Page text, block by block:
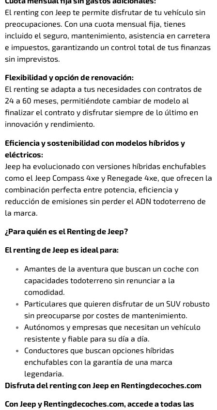
El renting con Jeep te permite disfrutar de tu vehículo sin
preocupaciones. Con una cuota mensual fija, tienes
incluido el seguro, mantenimiento, asistencia en carretera
e impuestos, garantizando un control total de tus finanzas
sin imprevistos.
Flexibilidad y opción de renovación:
El renting se adapta a tus necesidades con contratos de
24 a 60 meses, permitiéndote cambiar de modelo al
finalizar el contrato y disfrutar siempre de lo último en
innovación y rendimiento.
Eficiencia y sostenibilidad con modelos híbridos y
eléctricos:
Jeep ha evolucionado con versiones híbridas enchufables
como el Jeep Compass 4xe y Renegade 4xe, que ofrecen la
combinación perfecta entre potencia, eficiencia y
reducción de emisiones sin perder el ADN todoterreno de
la marca.
¿Para quién es el Renting de Jeep?
El renting de Jeep es ideal para:
Amantes de la aventura que buscan un coche con
capacidades todoterreno sin renunciar a la
comodidad.
Particulares que quieren disfrutar de un SUV robusto
sin preocuparse por costes de mantenimiento.
Autónomos y empresas que necesitan un vehículo
resistente y fiable para su día a día.
Conductores que buscan opciones híbridas
enchufables con la garantía de una marca
legendaria.
Disfruta del renting con Jeep en Rentingdecoches.com
Con Jeep y Rentingdecoches.com, accede a todas las